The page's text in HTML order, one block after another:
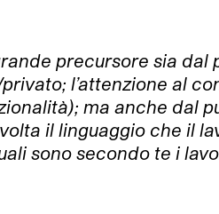
precursore sia dal
l’attenzione al
ma anche dal
il linguaggio che il
sono secondo te i